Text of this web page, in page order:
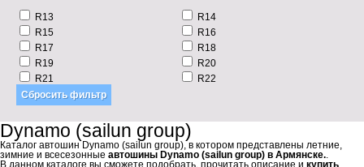
R13
R14
R15
R16
R17
R18
R19
R20
R21
R22
Dynamo (sailun group)
Каталог автошин Dynamo (sailun group), в котором представлены летние,
зимние и всесезонные автошины Dynamo (sailun group) в Армянске.
В данном каталоге вы сможете подобрать, прочитать описание и купить